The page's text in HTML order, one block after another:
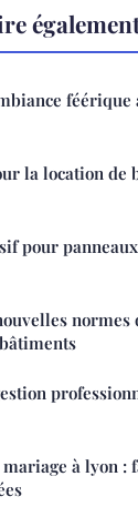
féérique
la location de
pour
normes
à lyon :